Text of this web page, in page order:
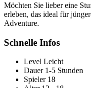
Möchten Sie lieber eine
erleben, das ideal für
Adventure.
Schnelle Infos
Level Leicht
Dauer 1-5 Stunden
Spieler 18